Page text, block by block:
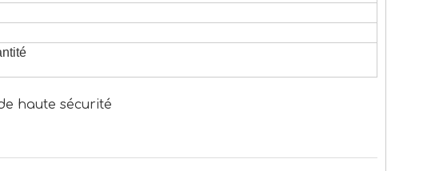
haute sécurité